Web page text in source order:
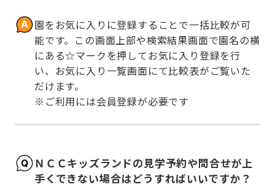
園をお気に入りに登録することで一括比較が可
能です。この画面上部や検索結果画面で園名の横
にある☆マークを押してお気に入り登録を行
い、お気に入り一覧画面にて比較表がご覧いた
だけます。
※ご利用には会員登録が必要です
ＮＣＣキッズランドの見学予約や問合せが上
手くできない場合はどうすればいいですか？